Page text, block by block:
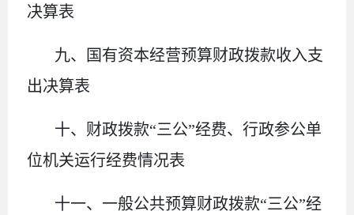
决算表
九、国有资本经营预算财政拨款收入支
出决算表
十、 财政拨款“三公”经费、行政参公单
位机关运行经费情况表
十一、一般公共预算财政拨款“三公”经